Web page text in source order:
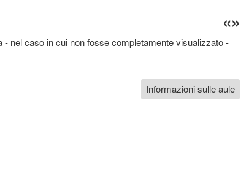
«»
- nel caso in cui non fosse completamente visualizzato -
Informazioni sulle aule